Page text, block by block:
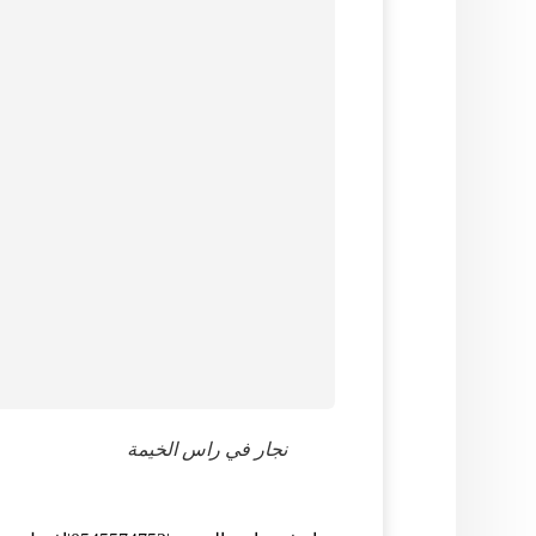
نجار في راس الخيمة